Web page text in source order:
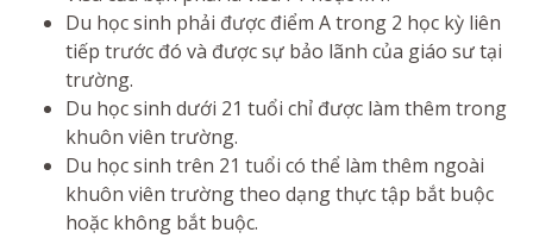
Du học sinh phải được điểm A trong 2 học kỳ liên
tiếp trước đó và được sự bảo lãnh của giáo sư tại
trường.
Du học sinh dưới 21 tuổi chỉ được làm thêm trong
khuôn viên trường.
Du học sinh trên 21 tuổi có thể làm thêm ngoài
khuôn viên trường theo dạng thực tập bắt buộc
hoặc không bắt buộc.